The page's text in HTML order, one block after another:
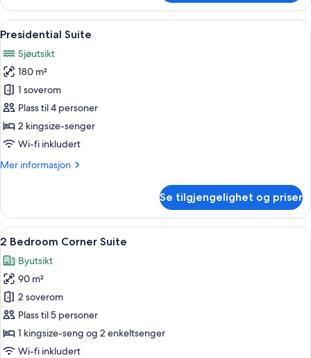
Bedroom
Family
Room
Åpne
alle
bildene
av
Presidential
Suite
Presidential Suite | Sengetøy i
7
Presidential Suite
Sjøutsikt
180 m²
1 soverom
Plass til 4 personer
2 kingsize-senger
Wi-fi inkludert
Mer informasjon
Mer
Suite
Se tilgjengelighet og priser
Åpne
alle
bildene
av
2
Bedroom
Corner
Suite
Sengetøy i egyptisk bomull,
7
2 Bedroom Corner Suite
Byutsikt
90 m²
2 soverom
Plass til 5 personer
1 kingsize-seng og 2 enkeltsenger
Wi-fi inkludert